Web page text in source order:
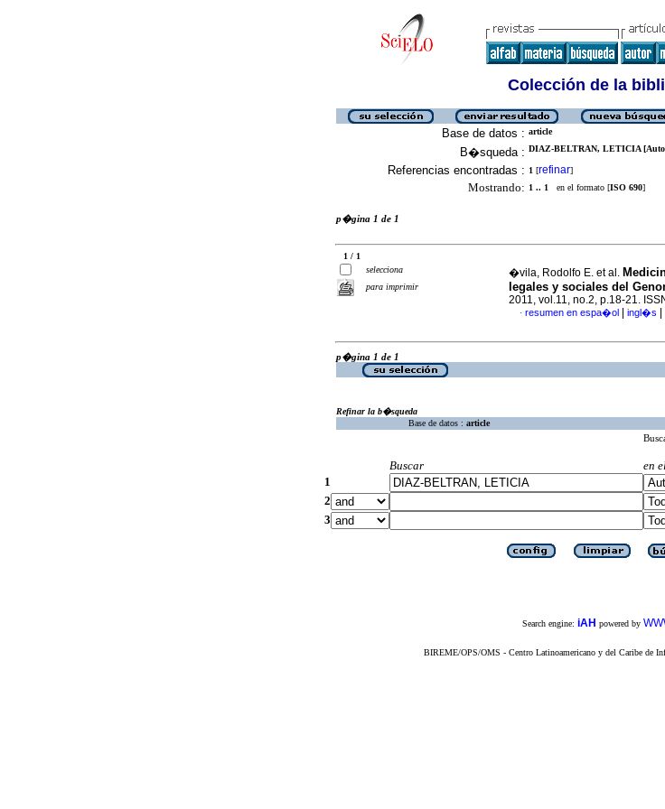
Colección de la
Base de datos : article
B�squeda : DIAZ-BELTRAN, LETICIA
Referencias encontradas : 1 [refinar]
Mostrando: 1 .. 1 en el formato [ISO 690]
p�gina 1 de 1
1 / 1
selecciona
para imprimir
�vila, Rodolfo E. et al.
legales y sociales del
2011, vol.11, no.2, p.18-21.
· resumen en espa�ol ingl�s
p�gina 1 de 1
Refinar la b�squeda
Base de datos : article
Buscar
en
1
2
3
Search engine: iAH powered by
BIREME/OPS/OMS - Centro Latinoamericano y del Caribe de